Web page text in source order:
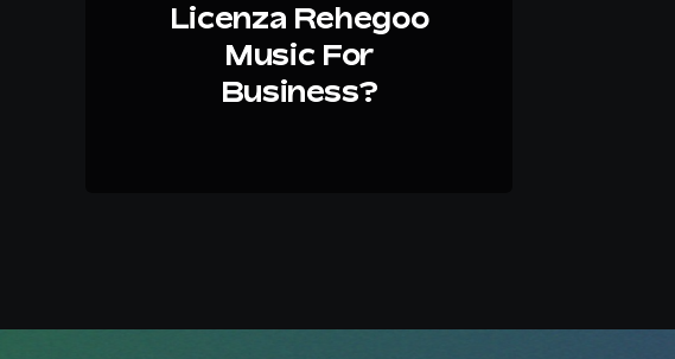
Licenza Rehegoo
Music For
Business?